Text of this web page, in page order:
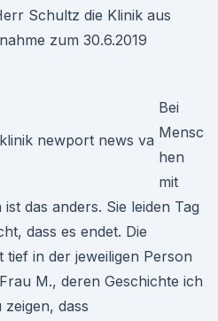
Schultz die Klinik aus
zum 30.6.2019
Bei
Mensc
hen
mit
das anders. Sie leiden Tag
dass es endet. Die
tief in der jeweiligen Person
M., deren Geschichte ich
dass